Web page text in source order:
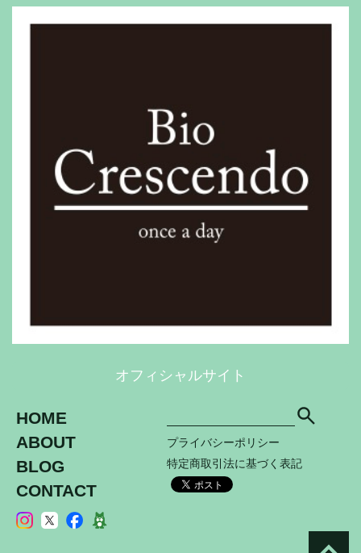
オフィシャルサイト
HOME
ABOUT
BLOG
CONTACT
プライバシーポリシー
特定商取引法に基づく表記